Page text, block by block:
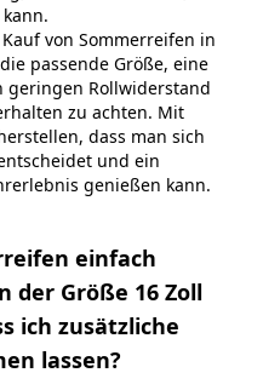
von Sommerreifen in
passende Größe, eine
geringen Rollwiderstand
zu achten. Mit
dass man sich
und ein
genießen kann.
einfach
der Größe 16 Zoll
ich zusätzliche
lassen?